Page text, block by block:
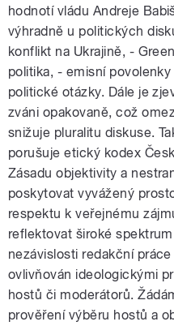
hodnotí vládu Andreje
výhradně u politických
konflikt na Ukrajině, -
politika, - emisní
politické otázky. Dále je
zváni opakovaně, což
snižuje pluralitu diskuse.
porušuje etický kodex
Zásadu objektivity a
poskytovat vyvážený
respektu k veřejnému
reflektovat široké
nezávislosti redakční
ovlivňován ideologickými
hostů či moderátorů.
prověření výběru hostů a